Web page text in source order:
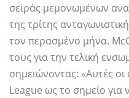
σειράς μεμονωμένων
της τρίτης
τον περασμένο μήνα.
τους για την τελική
σημειώνοντας: «Αυτές
League ως το σημείο για